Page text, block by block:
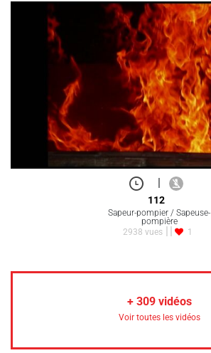
112
Sapeur-pompier / Sapeuse-
pompière
2938 vues
1
+ 309vidéos
Voir toutes les vidéos